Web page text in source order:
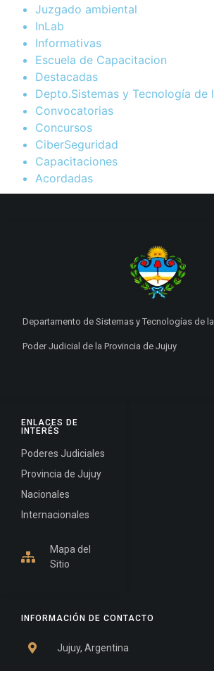
Juzgado ambiental
InLab
Informativas
Escuela de Capacitacion
Destacadas
Depto.Sistemas y Tecnología de
Convocatorias
Concursos
CiberSeguridad
Capacitaciones
Acordadas
INFORMACIÓN DE CONTACTO
Jujuy, Argentina
ENLACES DE
INTERÉS
Poderes Judiciales
Provincia de Jujuy
Nacionales
Internacionales
Mapa del
Sitio
Departamento de Sistemas y Tecnologías de
Poder Judicial de la Provincia de Jujuy